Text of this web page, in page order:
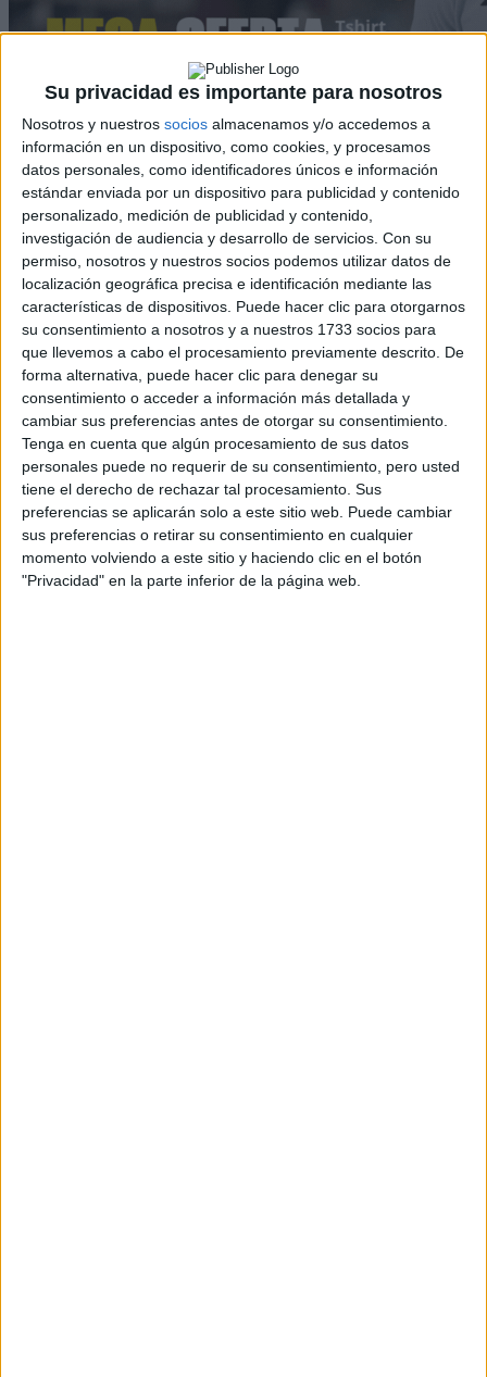
Su privacidad es importante para nosotros
Nosotros y nuestros socios almacenamos y/o accedemos a
información en un dispositivo, como cookies, y procesamos
datos personales, como identificadores únicos e información
estándar enviada por un dispositivo para publicidad y contenido
personalizado, medición de publicidad y contenido,
investigación de audiencia y desarrollo de servicios. Con su
permiso, nosotros y nuestros socios podemos utilizar datos de
localización geográfica precisa e identificación mediante las
características de dispositivos. Puede hacer clic para otorgarnos
su consentimiento a nosotros y a nuestros 1733 socios para
que llevemos a cabo el procesamiento previamente descrito. De
forma alternativa, puede hacer clic para denegar su
consentimiento o acceder a información más detallada y
cambiar sus preferencias antes de otorgar su consentimiento.
Tenga en cuenta que algún procesamiento de sus datos
personales puede no requerir de su consentimiento, pero usted
tiene el derecho de rechazar tal procesamiento. Sus
preferencias se aplicarán solo a este sitio web. Puede cambiar
sus preferencias o retirar su consentimiento en cualquier
momento volviendo a este sitio y haciendo clic en el botón
"Privacidad" en la parte inferior de la página web.
Rallyes
WRC
S-CER
ERC
CERA
CERT
Internacionales
Campeonatos Autonómicos
Históricos
Dakar
RallyCross
Circuitos
F1
Fórmula E
F2 / F3 / F4
Resistencia
Indycar
Otros